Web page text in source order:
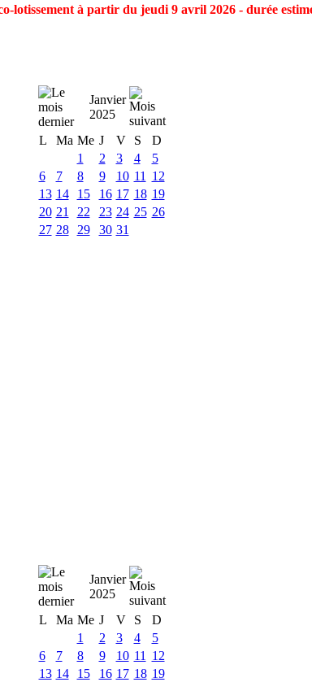
lotissement à partir du jeudi 9 avril 2026 - durée
Janvier
2025
L
Ma Me J V S
D
1
2 3 4
5
6
7 8 9 10 11
12
13 14 15 16 17 18 19
20 21 22 23 24 25 26
27 28 29 30 31
Janvier
2025
L
Ma Me J V S
D
1
2 3 4
5
6
7 8 9 10 11
12
13 14 15 16 17 18 19